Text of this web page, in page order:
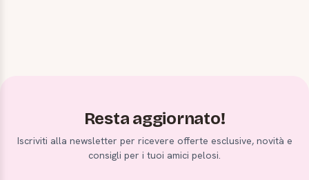
Resta aggiornato!
Iscriviti alla newsletter per ricevere offerte esclusive, novità e
consigli per i tuoi amici pelosi.